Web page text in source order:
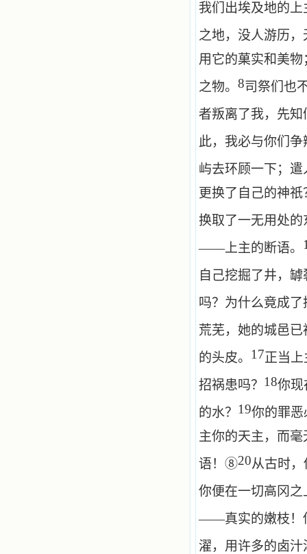
我们出埃及地的
之地，没人游历
用它的菓实和美
之物。 8司祭们也
者叛离了我，先
此，我必与你们
屿去环顾一下；
更换了自己的神
换取了一无用处
——上主的断语。
自己挖掘了井，
吗？为什么竟成了
荒芜，她的城邑
的头皮。 17正当
招祸患吗？ 18你现
的水？ 19你的罪
主你的天主，而
语！⑧20从古时
你便在一切高冈
——真实的嫩枝！
濯，用许多的卤